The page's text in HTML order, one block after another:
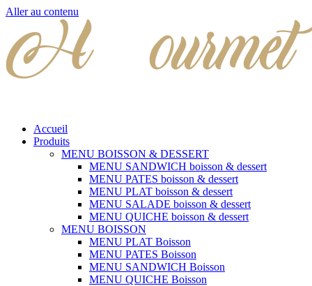
Aller au contenu
Accueil
Produits
MENU BOISSON & DESSERT
MENU SANDWICH boisson & dessert
MENU PATES boisson & dessert
MENU PLAT boisson & dessert
MENU SALADE boisson & dessert
MENU QUICHE boisson & dessert
MENU BOISSON
MENU PLAT Boisson
MENU PATES Boisson
MENU SANDWICH Boisson
MENU QUICHE Boisson